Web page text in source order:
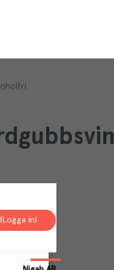
in)
Your